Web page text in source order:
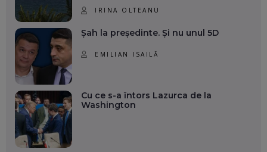
IRINA OLTEANU
Șah la președinte. Și nu unul 5D
EMILIAN ISAILĂ
Cu ce s-a întors Lazurca de la
Washington